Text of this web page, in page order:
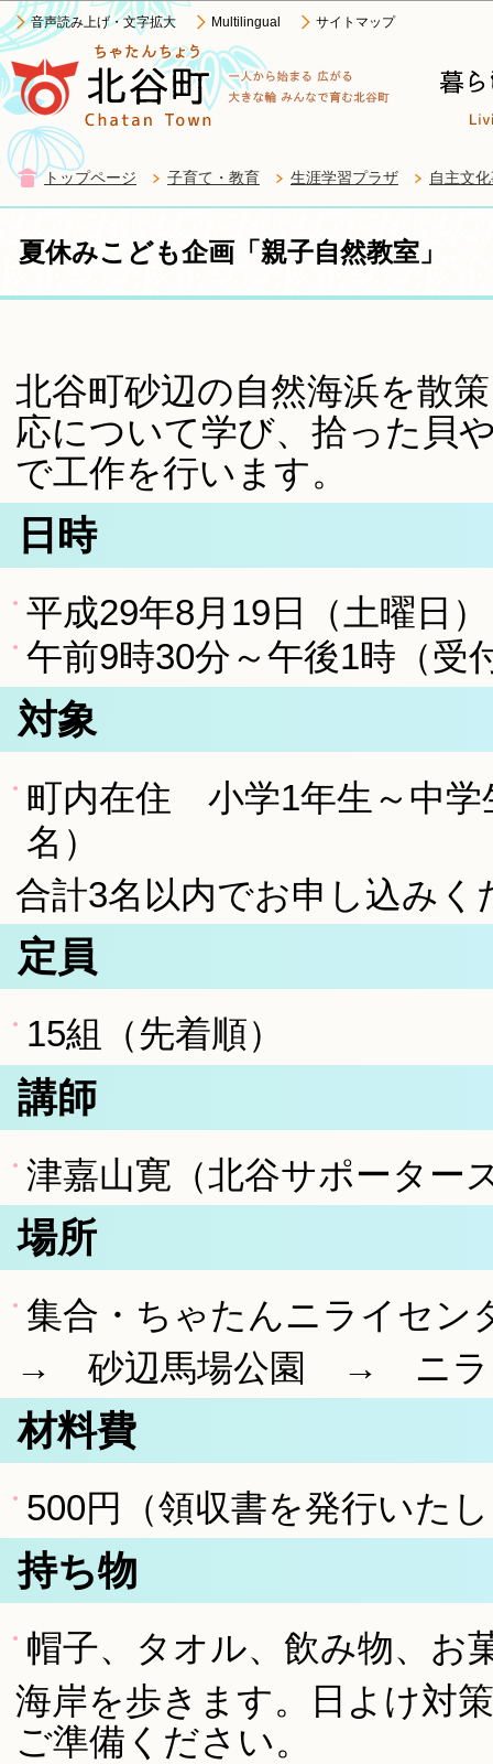
音声読み上げ・文字拡大 Multilingual サイトマップ
トップページ 子育て・教育 生涯学習プラザ 自主文
夏休みこども企画「親子自然教室」
北谷町砂辺の自然海浜を散
応について学び、拾った貝
で工作を行います。
日時
平成29年8月19日（土曜日）
午前9時30分～午後1時（受
対象
町内在住 小学1年生～中学
名）
合計3名以内でお申し込みく
定員
15組（先着順）
講師
津嘉山寛（北谷サポーター
場所
集合・ちゃたんニライセ
→ 砂辺馬場公園 → ニラ
材料費
500円（領収書を発行いた
持ち物
帽子、タオル、飲み物、お
海岸を歩きます。日よけ対
ご準備ください。